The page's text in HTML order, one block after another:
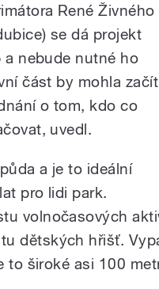
René Živného
se dá projekt
a nebude nutné ho
část by mohla začít
o tom, kdo co
uvedl.
a je to ideální
pro lidi park.
volnočasových
dětských hřišť.
to široké asi 100